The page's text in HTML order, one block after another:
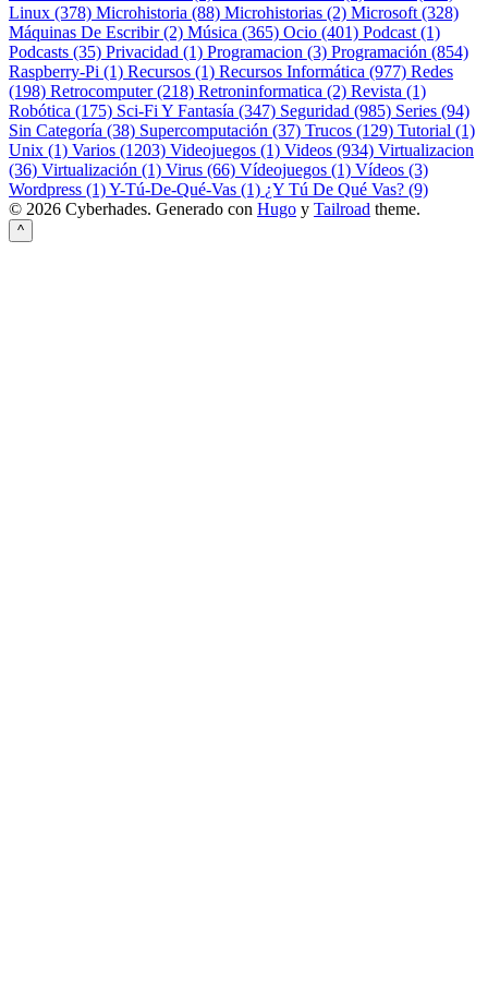
Linux (378) Microhistoria (88) Microhistorias (2) Microsoft (328)
Máquinas De Escribir (2) Música (365) Ocio (401) Podcast (1)
Podcasts (35) Privacidad (1) Programacion (3) Programación (854)
Raspberry-Pi (1) Recursos (1) Recursos Informática (977) Redes
(198) Retrocomputer (218) Retroninformatica (2) Revista (1)
Robótica (175) Sci-Fi Y Fantasía (347) Seguridad (985) Series (94)
Sin Categoría (38) Supercomputación (37) Trucos (129) Tutorial (1)
Unix (1) Varios (1203) Videojuegos (1) Videos (934) Virtualizacion
(36) Virtualización (1) Virus (66) Vídeojuegos (1) Vídeos (3)
Wordpress (1)Y-Tú-De-Qué-Vas (1) ¿Y Tú De Qué Vas? (9)
© 2026 Cyberhades. Generado con Hugo y Tailroad theme.
^